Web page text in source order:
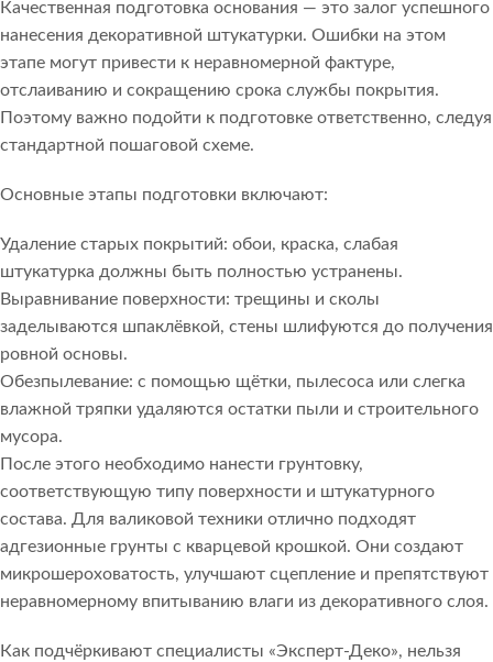
Качественная подготовка основания — это залог успешного
нанесения декоративной штукатурки. Ошибки на этом
этапе могут привести к неравномерной фактуре,
отслаиванию и сокращению срока службы покрытия.
Поэтому важно подойти к подготовке ответственно, следуя
стандартной пошаговой схеме.
Основные этапы подготовки включают:
Удаление старых покрытий: обои, краска, слабая
штукатурка должны быть полностью устранены.
Выравнивание поверхности: трещины и сколы
заделываются шпаклёвкой, стены шлифуются до получения
ровной основы.
Обезпылевание: с помощью щётки, пылесоса или слегка
влажной тряпки удаляются остатки пыли и строительного
мусора.
После этого необходимо нанести грунтовку,
соответствующую типу поверхности и штукатурного
состава. Для валиковой техники отлично подходят
адгезионные грунты с кварцевой крошкой. Они создают
микрошероховатость, улучшают сцепление и препятствуют
неравномерному впитыванию влаги из декоративного слоя.
Как подчёркивают специалисты «Эксперт-Деко», нельзя